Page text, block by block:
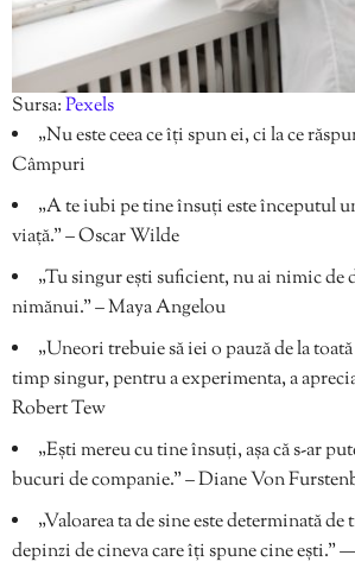
Sursa:Pexels
„Nu este ceea ce îți spun ei, ci la ce
Câmpuri
„A te iubi pe tine însuți este începutul
viață.” – Oscar Wilde
„Tu singur ești suficient, nu ai nimic de
nimănui.” – Maya Angelou
„Uneori trebuie să iei o pauză de la
timp singur, pentru a experimenta, a
Robert Tew
„Ești mereu cu tine însuți, așa că s-ar
bucuri de companie.” – Diane Von
„Valoarea ta de sine este determinată
depinzi de cineva care îți spune cine ești.”